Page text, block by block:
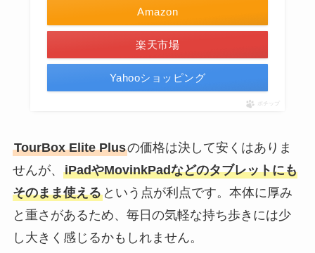
Amazon
楽天市場
Yahooショッピング
ポチップ
TourBox Elite Plusの価格は決して安くはありま
せんが、 iPadやMovinkPadなどのタブレットにも
そのまま使えるという点が利点です。本体に厚み
と重さがあるため、毎日の気軽な持ち歩きには少
し大きく感じるかもしれません。